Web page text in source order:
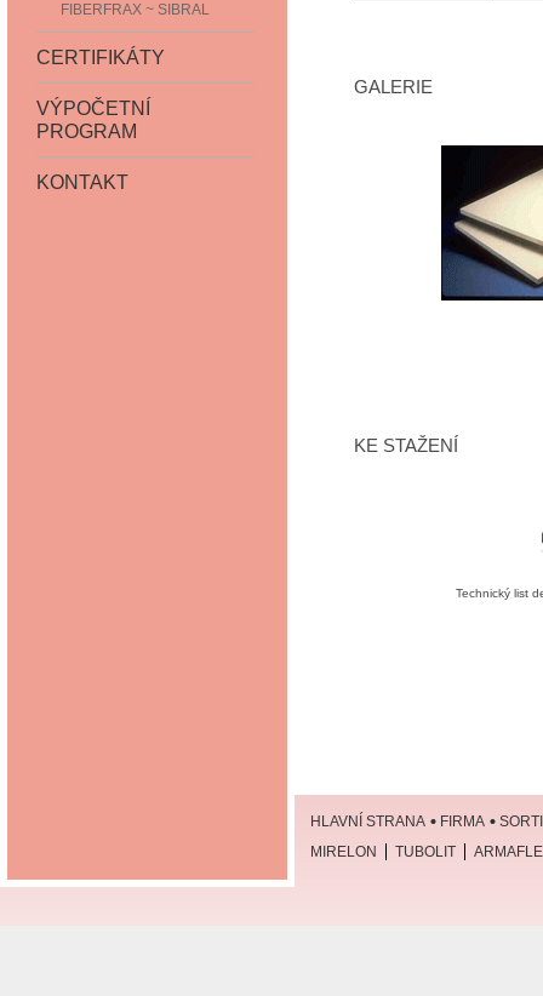
FIBERFRAX ~ SIBRAL
CERTIFIKÁTY
VÝPOČETNÍ
PROGRAM
KONTAKT
GALERIE
KE STAŽENÍ
Technický list
HLAVNÍ STRANA FIRMA
MIRELON
TUBOLIT